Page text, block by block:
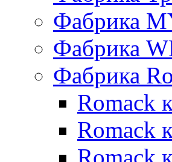
Фабрика
Фабрика
Фабрика
Romack
Romack